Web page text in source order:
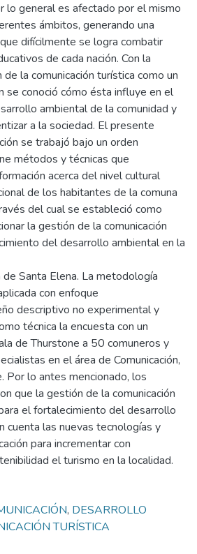
lo general es afectado por el mismo
ámbitos, generando una
difícilmente se logra combatir
de cada nación. Con la
la comunicación turística como un
se conoció cómo ésta influye en el
ambiental de la comunidad y
a la sociedad. El presente
se trabajó bajo un orden
métodos y técnicas que
acerca del nivel cultural
de los habitantes de la comuna
del cual se estableció como
la gestión de la comunicación
del desarrollo ambiental en la
Santa Elena. La metodología
con enfoque
descriptivo no experimental y
técnica la encuesta con un
de Thurstone a 50 comuneros y
en el área de Comunicación,
Por lo antes mencionado, los
que la gestión de la comunicación
el fortalecimiento del desarrollo
cuenta las nuevas tecnologías y
para incrementar con
el turismo en la localidad.
, DESARROLLO
TURÍSTICA